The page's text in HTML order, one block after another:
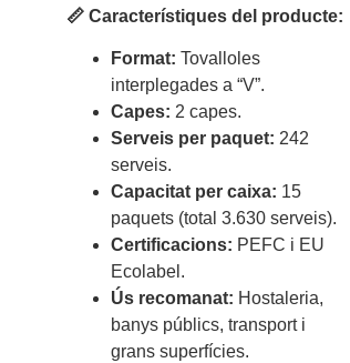
📏 Característiques del producte:
Format: Tovalloles
interplegades a “V”.
Capes: 2 capes.
Serveis per paquet: 242
serveis.
Capacitat per caixa: 15
paquets (total 3.630 serveis).
Certificacions: PEFC i EU
Ecolabel.
Ús recomanat: Hostaleria,
banys públics, transport i
grans superfícies.